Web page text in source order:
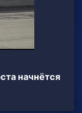
начнётся